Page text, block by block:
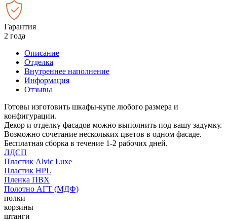
Гарантия
2 года
Описание
Отделка
Внутреннее наполнение
Информация
Отзывы
Готовы изготовить шкафы-купе любого размера и
конфигурации.
Декор и отделку фасадов можно выполнить под вашу задумку.
Возможно сочетание нескольких цветов в одном фасаде.
Бесплатная сборка в течение 1-2 рабочих дней.
ЛДСП
Пластик Alvic Luxe
Пластик HPL
Пленка ПВХ
Полотно АГТ (МДФ)
полки
корзины
штанги